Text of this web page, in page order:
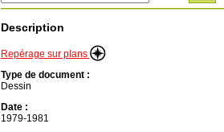
Description
Repérage sur plans
Type de document :
Dessin
Date :
1979-1981